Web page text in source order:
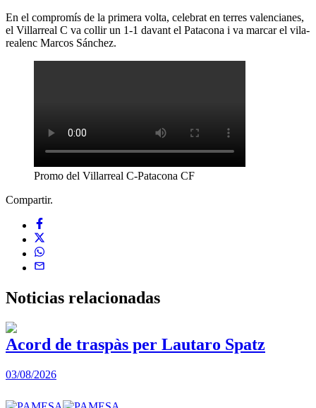
En el compromís de la primera volta, celebrat en terres valencianes,
el Villarreal C va collir un 1-1 davant el Patacona i va marcar el vila-
realenc Marcos Sánchez.
Promo del Villarreal C-Patacona CF
Compartir.
Noticias relacionadas
Acord de traspàs per Lautaro Spatz
03/08/2026